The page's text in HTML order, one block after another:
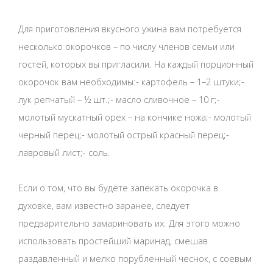
Для приготовления вкусного ужина вам потребуется
несколько окорочков – по числу членов семьи или
гостей, которых вы пригласили. На каждый порционный
окорочок вам необходимы:- картофель – 1–2 штуки;-
лук репчатый – ½ шт.;- масло сливочное – 10 г;-
молотый мускатный орех – на кончике ножа;- молотый
черный перец;- молотый острый красный перец;-
лавровый лист;- соль.
Если о том, что вы будете запекать окорочка в
духовке, вам известно заранее, следует
предварительно замариновать их. Для этого можно
использовать простейший маринад, смешав
раздавленный и мелко порубленный чеснок, с соевым